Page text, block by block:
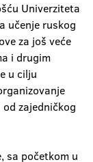
Univerziteta
učenje ruskog
za još veće
i drugim
u cilju
zajedničkog
sa početkom u